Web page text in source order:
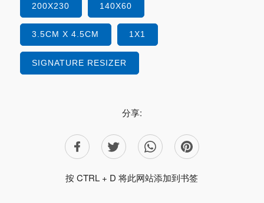
200X230 140X60
3.5CM X 4.5CM 1X1
SIGNATURE RESIZER
分享:
按 CTRL + D 将此网站添加到书签